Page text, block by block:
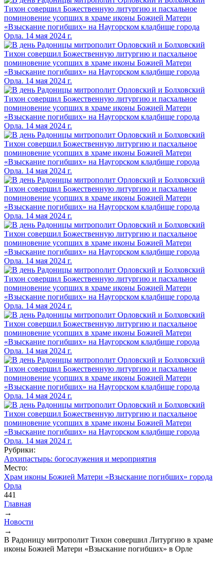
Рубрики:
Архипастырь: богослужения и мероприятия
Место:
Храм иконы Божией Матери «Взыскание погибших» города
Орла
441
Вы здесь
Главная
→
Новости
→
В Радоницу митрополит Тихон совершил Литургию в храме
иконы Божией Матери «Взыскание погибших» в Орле